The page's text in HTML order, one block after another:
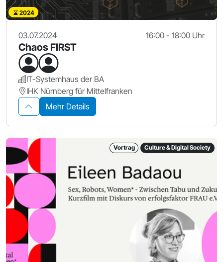
2024
03.07.2024 16:00 - 18:00 Uhr
Chaos FIRST
IT-Systemhaus der BA
IHK Nürnberg für Mittelfranken
Mehr Details
Vortrag Culture & Digital Society